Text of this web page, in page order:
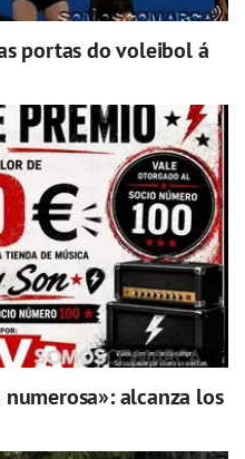
portas do voleibol á
alcanza los